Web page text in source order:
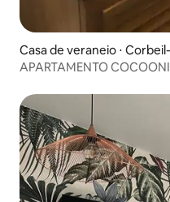
Casa de veraneio ⋅
APARTAMENTO